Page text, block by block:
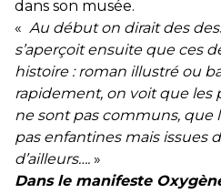
dans son musée.
« Au début on dirait des
s’aperçoit ensuite que ces
histoire : roman illustré ou
rapidement, on voit que les
ne sont pas communs, que
pas enfantines mais issues
d’ailleurs…. »
Dans le manifeste